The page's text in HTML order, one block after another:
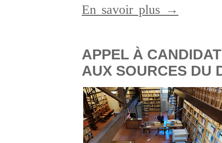
En savoir plus →
APPEL À
AUX SOURCES DU